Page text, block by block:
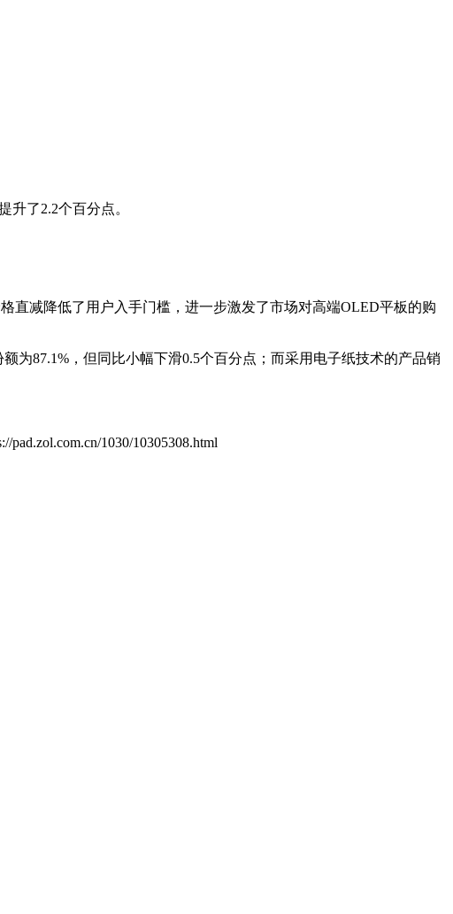
升了2.2个百分点。
直减降低了用户入手门槛，进一步激发了市场对高端OLED平板的购
为87.1%，但同比小幅下滑0.5个百分点；而采用电子纸技术的产品销
pad.zol.com.cn/1030/10305308.html